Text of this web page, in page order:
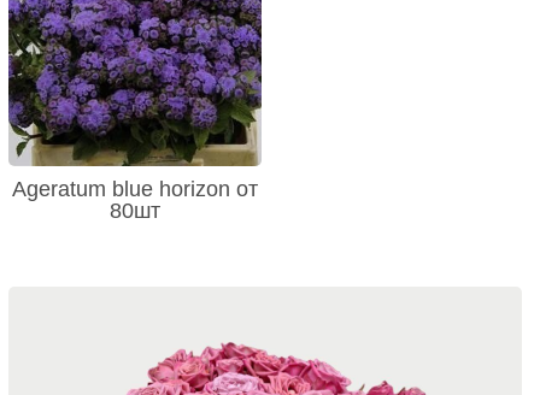
Ageratum blue horizon от
80шт